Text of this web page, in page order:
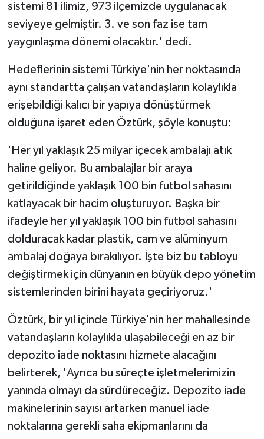
sistemi 81 ilimiz, 973 ilçemizde uygulanacak
seviyeye gelmiştir. 3. ve son faz ise tam
yaygınlaşma dönemi olacaktır.' dedi.
Hedeflerinin sistemi Türkiye'nin her noktasında
aynı standartta çalışan vatandaşların kolaylıkla
erişebildiği kalıcı bir yapıya dönüştürmek
olduğuna işaret eden Öztürk, şöyle konuştu:
'Her yıl yaklaşık 25 milyar içecek ambalajı atık
haline geliyor. Bu ambalajlar bir araya
getirildiğinde yaklaşık 100 bin futbol sahasını
katlayacak bir hacim oluşturuyor. Başka bir
ifadeyle her yıl yaklaşık 100 bin futbol sahasını
dolduracak kadar plastik, cam ve alüminyum
ambalaj doğaya bırakılıyor. İşte biz bu tabloyu
değiştirmek için dünyanın en büyük depo yönetim
sistemlerinden birini hayata geçiriyoruz.'
Öztürk, bir yıl içinde Türkiye'nin her mahallesinde
vatandaşların kolaylıkla ulaşabileceği en az bir
depozito iade noktasını hizmete alacağını
belirterek, 'Ayrıca bu süreçte işletmelerimizin
yanında olmayı da sürdüreceğiz. Depozito iade
makinelerinin sayısı artarken manuel iade
noktalarına gerekli saha ekipmanlarını da